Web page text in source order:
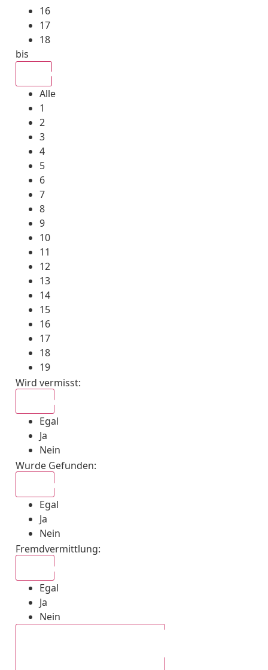
16
17
18
bis
Alle
1
2
3
4
5
6
7
8
9
10
11
12
13
14
15
16
17
18
19
Wird vermisst:
Egal
Ja
Nein
Wurde Gefunden:
Egal
Ja
Nein
Fremdvermittlung:
Egal
Ja
Nein